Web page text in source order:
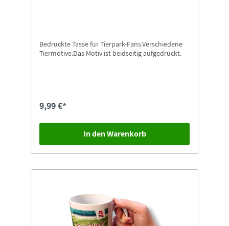
Bedruckte Tasse für Tierpark-Fans.Verschiedene
Tiermotive.Das Motiv ist beidseitig aufgedruckt.
9,99 €*
In den Warenkorb